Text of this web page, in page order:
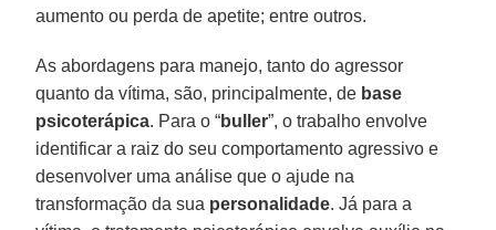
aumento ou perda de apetite; entre outros.
As abordagens para manejo, tanto do agressor
quanto da vítima, são, principalmente, de base
psicoterápica. Para o “buller”, o trabalho envolve
identificar a raiz do seu comportamento agressivo e
desenvolver uma análise que o ajude na
transformação da sua personalidade. Já para a